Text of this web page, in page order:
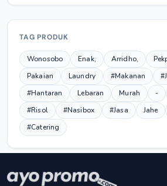
TAG PRODUK
Wonosobo Enak, Arridho,
Pakaian
Laundry #Makanan
#Hantaran
Lebaran Murah -
#Risol
#Nasibox #Jasa Jahe
#Catering